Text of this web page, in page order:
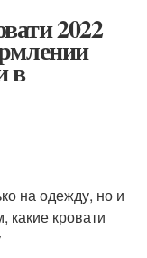
2022
в
на одежду, но и
какие кровати